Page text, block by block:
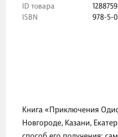
ID товара
1288759
ISBN
978-5-
Книга «Приключения
Новгороде, Казани,